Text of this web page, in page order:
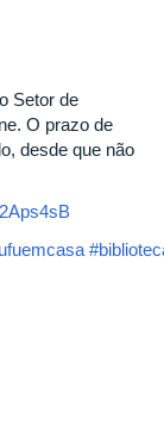
Setor de
O prazo de
desde que não